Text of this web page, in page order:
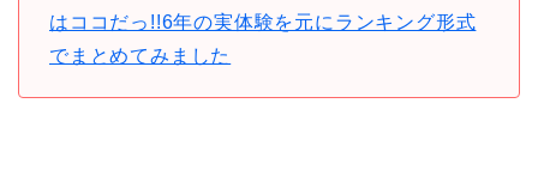
はココだっ!!6年の実体験を元にランキング形式
でまとめてみました